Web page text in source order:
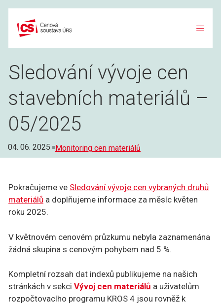
obsah
Sledování vývoje cen
stavebních materiálů –
05/2025
04. 06. 2025 Rubriky
Monitoring cen materiálů
Pokračujeme ve Sledování vývoje cen vybraných druhů
materiálů a doplňujeme informace za měsíc květen
roku 2025.
V květnovém cenovém průzkumu nebyla zaznamenána
žádná skupina s cenovým pohybem nad 5 %.
Kompletní rozsah dat indexů publikujeme na našich
stránkách v sekci Vývoj cen materiálů a uživatelům
rozpočtovacího programu KROS 4 jsou rovněž k